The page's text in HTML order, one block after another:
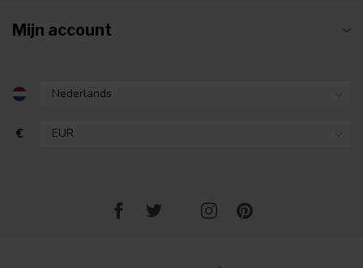
Mijn account
€